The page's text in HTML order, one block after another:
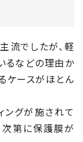
流でしたが、軽
るなどの理由か
ケースがほとん
ングが施されて
次第に保護膜が